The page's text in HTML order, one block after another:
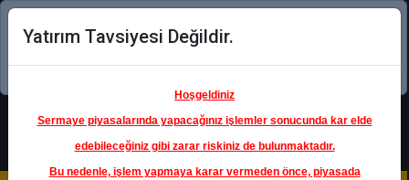
Şimdi uygulamayı indirin!
Yatırım Tavsiyesi Değildir.
Hoşgeldiniz
Sermaye piyasalarında yapacağınız işlemler sonucunda kar elde
edebileceğiniz gibi zarar riskiniz de bulunmaktadır.
Bu nedenle, işlem yapmaya karar vermeden önce, piyasada